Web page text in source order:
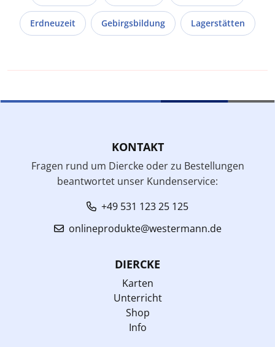
Erdneuzeit Gebirgsbildung Lagerstätten
KONTAKT
Fragen rund um Diercke oder zu Bestellungen
beantwortet unser Kundenservice:
+49 531 123 25 125
onlineprodukte@westermann.de
DIERCKE
Karten
Unterricht
Shop
Info